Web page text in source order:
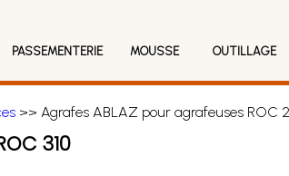
PASSEMENTERIE MOUSSE OUTILLAGE
>> Agrafes ABLAZ pour agrafeuses ROC
310